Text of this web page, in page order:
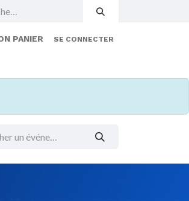
PANIER SE CONNECTER